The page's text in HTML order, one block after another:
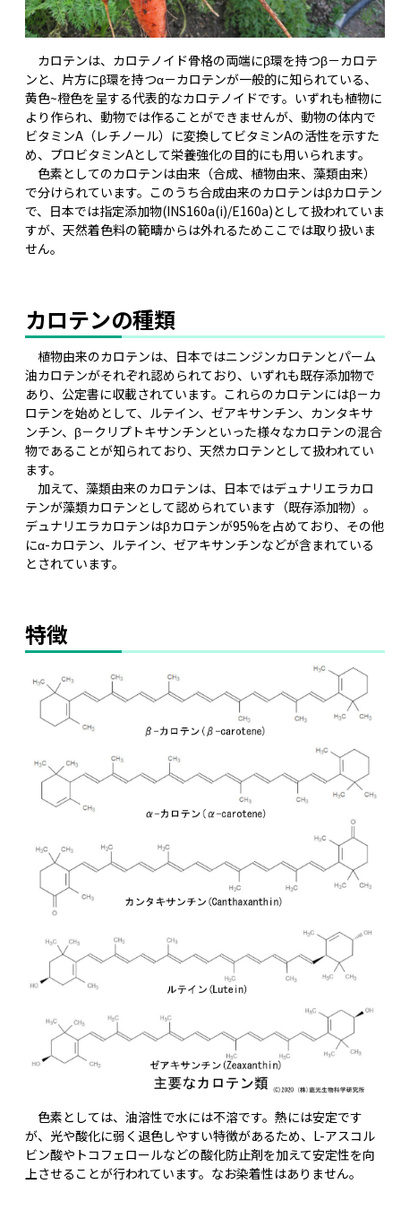
カロテンは、カロテノイド骨格の両端にβ環を持つβ－カロテ
ンと、片方にβ環を持つα－カロテンが一般的に知られている、
黄色~橙色を呈する代表的なカロテノイドです。いずれも植物に
より作られ、動物では作ることができませんが、動物の体内で
ビタミンA（レチノール）に変換してビタミンAの活性を示すた
め、プロビタミンAとして栄養強化の目的にも用いられます。
色素としてのカロテンは由来（合成、植物由来、藻類由来）
で分けられています。このうち合成由来のカロテンはβカロテン
で、日本では指定添加物(INS160a(i)/E160a)として扱われていま
すが、天然着色料の範疇からは外れるためここでは取り扱いま
せん。
カロテンの種類
植物由来のカロテンは、日本ではニンジンカロテンとパーム
油カロテンがそれぞれ認められており、いずれも既存添加物で
あり、公定書に収載されています。これらのカロテンにはβ－カ
ロテンを始めとして、ルテイン、ゼアキサンチン、カンタキサ
ンチン、β－クリプトキサンチンといった様々なカロテンの混合
物であることが知られており、天然カロテンとして扱われてい
ます。
加えて、藻類由来のカロテンは、日本ではデュナリエラカロ
テンが藻類カロテンとして認められています（既存添加物）。
デュナリエラカロテンはβカロテンが95%を占めており、その他
にα-カロテン、ルテイン、ゼアキサンチンなどが含まれている
とされています。
特徴
色素としては、油溶性で水には不溶です。熱には安定です
が、光や酸化に弱く退色しやすい特徴があるため、L-アスコル
ビン酸やトコフェロールなどの酸化防止剤を加えて安定性を向
上させることが行われています。なお染着性はありません。